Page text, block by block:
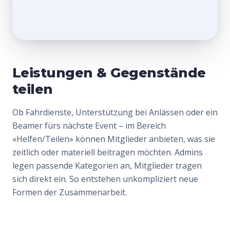
Leistungen & Gegenstände
teilen
Ob Fahrdienste, Unterstützung bei Anlässen oder ein
Beamer fürs nächste Event – im Bereich
«Helfen/Teilen» können Mitglieder anbieten, was sie
zeitlich oder materiell beitragen möchten. Admins
legen passende Kategorien an, Mitglieder tragen
sich direkt ein. So entstehen unkompliziert neue
Formen der Zusammenarbeit.